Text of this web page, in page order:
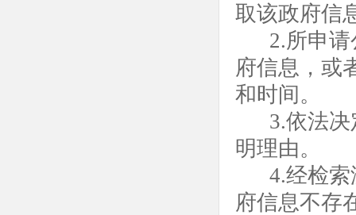
取该政府信
2.所申
府信息，或
和时间。
3.依法
明理由。
4.经检
府信息不存